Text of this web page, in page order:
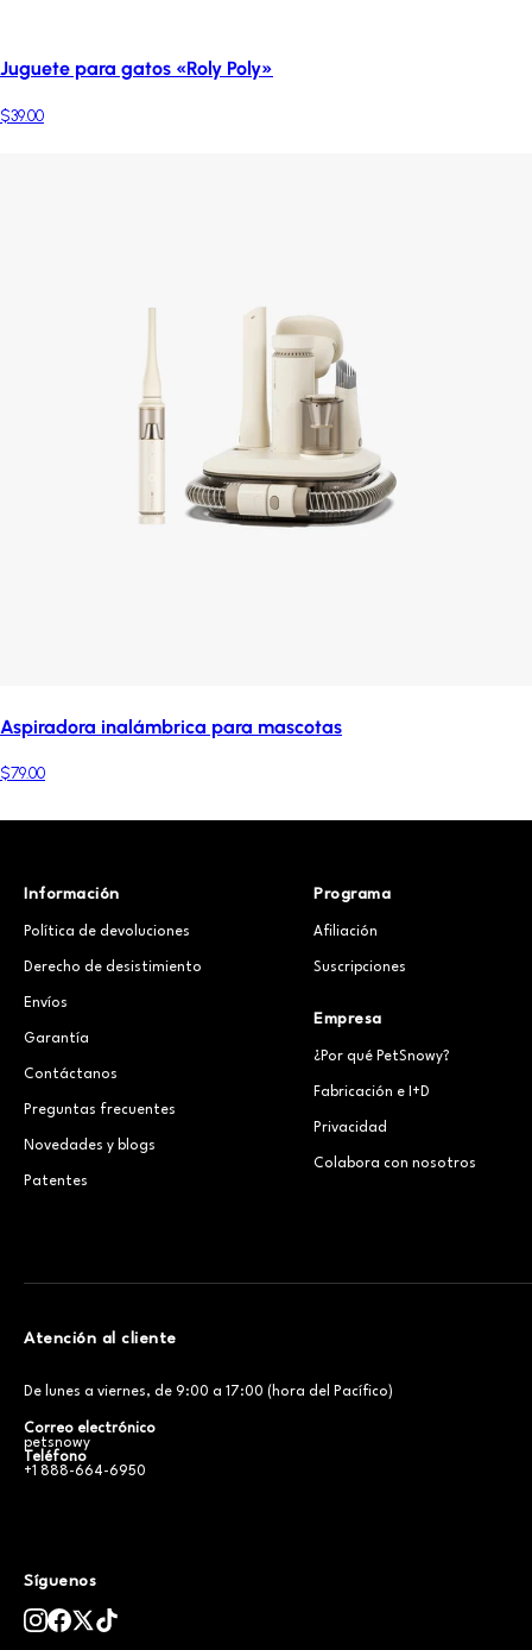
Juguete para gatos «Roly Poly»
$39.00
Aspiradora inalámbrica para mascotas
$79.00
Información
Política de devoluciones
Derecho de desistimiento
Envíos
Garantía
Contáctanos
Preguntas frecuentes
Novedades y blogs
Patentes
Programa
Afiliación
Suscripciones
Empresa
¿Por qué PetSnowy?
Fabricación e I+D
Privacidad
Colabora con nosotros
Atención al cliente
De lunes a viernes, de 9:00 a 17:00 (hora del Pacífico)
Correo electrónico
petsnowy
Teléfono
+1 888-664-6950
Síguenos